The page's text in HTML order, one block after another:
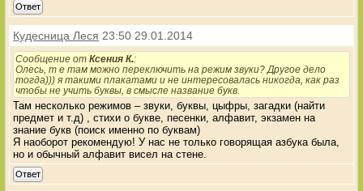
Ответ
Кудесница Леся 23:50 29.01.2014
Сообщение отКсения К. :
Олесь, т е там можно переключить на режим звуки? Другое дело
тогда))) я такими плакатами и не интересовалась никогда, как раз
чтобы не учить буквы, в смысле название букв.
Там несколько режимов – звуки, буквы, цыфры, загадки (найти
предмет и т.д) , стихи о букве, песенки, алфавит, экзамен на
знание букв (поиск именно по буквам)
Я наоборот рекомендую! У нас не только говорящая азбука была,
но и обычный алфавит висел на стене.
Ответ